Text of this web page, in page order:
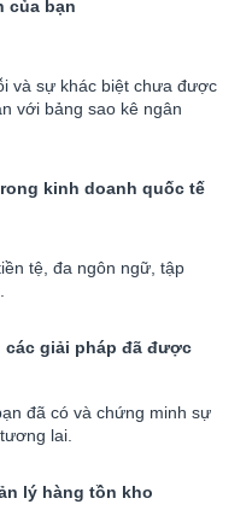
của bạn
và sự khác biệt chưa được
với bảng sao kê ngân
kinh doanh quốc tế
tệ, đa ngôn ngữ, tập
các giải pháp đã được
đã có và chứng minh sự
lai.
lý hàng tồn kho